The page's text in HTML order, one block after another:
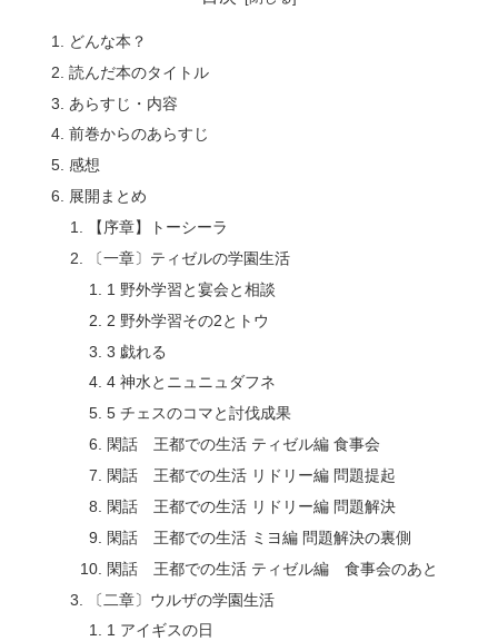
どんな本？
読んだ本のタイトル
あらすじ・内容
前巻からのあらすじ
感想
展開まとめ
【序章】トーシーラ
〔一章〕ティゼルの学園生活
1 野外学習と宴会と相談
2 野外学習その2とトウ
3 戯れる
4 神水とニュニュダフネ
5 チェスのコマと討伐成果
閑話 王都での生活 ティゼル編 食事会
閑話 王都での生活 リドリー編 問題提起
閑話 王都での生活 リドリー編 問題解決
閑話 王都での生活 ミヨ編 問題解決の裏側
閑話 王都での生活 ティゼル編 食事会のあと
〔二章〕ウルザの学園生活
1 アイギスの日